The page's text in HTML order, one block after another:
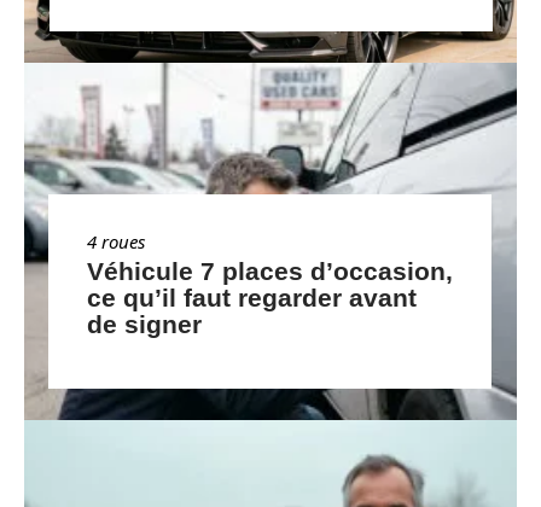
4 roues
Véhicule 7 places d’occasion,
ce qu’il faut regarder avant
de signer